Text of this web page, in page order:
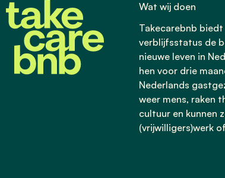
Wat wij doen
Takecarebnb
verblijfsstatus de
nieuwe leven in
hen voor drie
Nederlands
weer mens, raken
cultuur en kunnen
(vrijwilligers)werk